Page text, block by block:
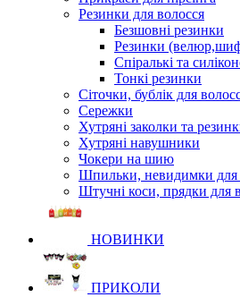
Резинки для волосся
Безшовні резинки
Резинки
Спіралькі та
Тонкі резинки
Сіточки, бублік для
Сережки
Хутряні заколки та
Хутряні навушники
Чокери на шию
Шпильки, невидимки для
Штучні коси, прядки для
НОВИНКИ
ПРИКОЛИ